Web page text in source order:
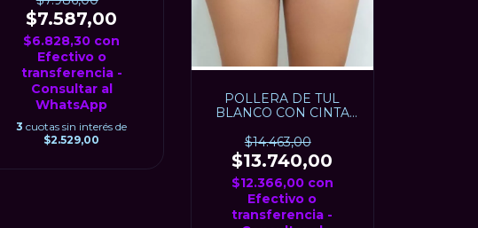
$7.587,00
$6.828,30 con
Efectivo o
transferencia -
Consultar al
WhatsApp
3 cuotas sin interés de
$2.529,00
POLLERA DE TUL
BLANCO CON CINTA
$14.463,00
$13.740,00
$12.366,00 con
Efectivo o
transferencia -